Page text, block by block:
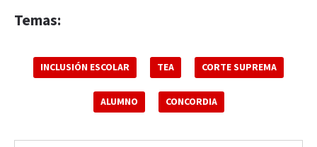
Temas:
INCLUSIÓN ESCOLAR TEA CORTE SUPREMA
ALUMNO CONCORDIA